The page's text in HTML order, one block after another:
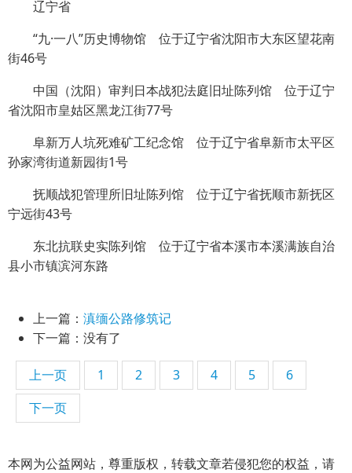
辽宁省
“九·一八”历史博物馆 位于辽宁省沈阳市大东区望花南
街46号
中国（沈阳）审判日本战犯法庭旧址陈列馆 位于辽宁
省沈阳市皇姑区黑龙江街77号
阜新万人坑死难矿工纪念馆 位于辽宁省阜新市太平区
孙家湾街道新园街1号
抚顺战犯管理所旧址陈列馆 位于辽宁省抚顺市新抚区
宁远街43号
东北抗联史实陈列馆 位于辽宁省本溪市本溪满族自治
县小市镇滨河东路
上一篇： 滇缅公路修筑记
下一篇：没有了
上一页 1 2 3 4 5
6
下一页
本网为公益网站，尊重版权，转载文章若侵犯您的权益，请